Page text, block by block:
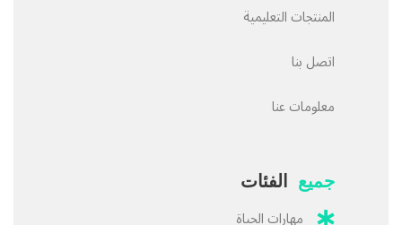
المنتجات التعليمية
اتصل بنا
معلومات عنا
جميع الفئات
مهارات الحياة